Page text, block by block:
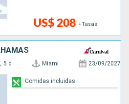
US$ 208 +Tasas
5 d Miami 23/09/2027
Comidas incluidas